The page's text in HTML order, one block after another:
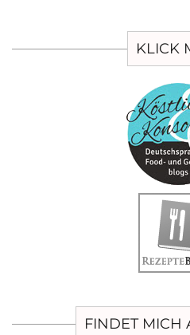
KLICK
FINDET MICH